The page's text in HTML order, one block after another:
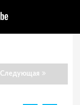
Следующая